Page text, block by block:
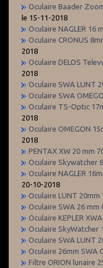
Oculaire Baader
le 15-11-2018
Oculaire NAGLER 16
Oculaire CRONUS
2018
Oculaire DELOS
2018
Oculaire SWA LUNT
Oculaire SWA
Oculaire TS-Optic
2018
Oculaire OMEGON
2018
PENTAX XW 20 mm
Oculaire Skywatcher
Oculaire NAGLER
20-10-2018
Oculaire LUNT 20mm
Oculaire SWA 26 mm
Oculaire KEPLER
Oculaire SkyWatcher
Oculaire SWA LUNT
Oculaire 26mm SWA
Filtre ORION lunaire